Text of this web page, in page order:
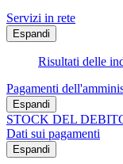
Servizi in rete
Espandi
Risultati delle
Pagamenti
Espandi
STOCK DEL
Dati sui pagamenti
Espandi